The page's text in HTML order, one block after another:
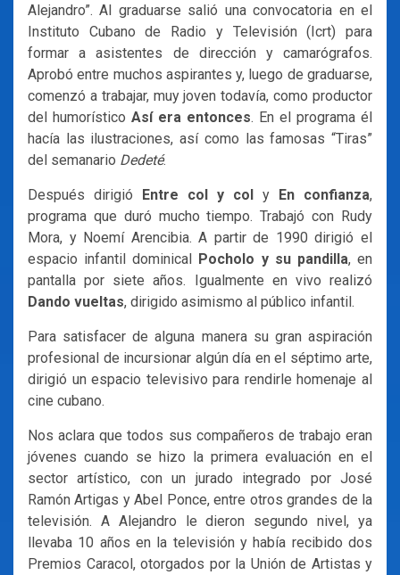
Alejandro”. Al graduarse salió una convocatoria en el
Instituto Cubano de Radio y Televisión (Icrt) para
formar a asistentes de dirección y camarógrafos.
Aprobó entre muchos aspirantes y, luego de graduarse,
comenzó a trabajar, muy joven todavía, como productor
del humorístico Así era entonces. En el programa él
hacía las ilustraciones, así como las famosas “Tiras”
del semanario Dedeté.
Después dirigió Entre col y col y En confianza,
programa que duró mucho tiempo. Trabajó con Rudy
Mora, y Noemí Arencibia. A partir de 1990 dirigió el
espacio infantil dominical Pocholo y su pandilla, en
pantalla por siete años. Igualmente en vivo realizó
Dando vueltas, dirigido asimismo al público infantil.
Para satisfacer de alguna manera su gran aspiración
profesional de incursionar algún día en el séptimo arte,
dirigió un espacio televisivo para rendirle homenaje al
cine cubano.
Nos aclara que todos sus compañeros de trabajo eran
jóvenes cuando se hizo la primera evaluación en el
sector artístico, con un jurado integrado por José
Ramón Artigas y Abel Ponce, entre otros grandes de la
televisión. A Alejandro le dieron segundo nivel, ya
llevaba 10 años en la televisión y había recibido dos
Premios Caracol, otorgados por la Unión de Artistas y